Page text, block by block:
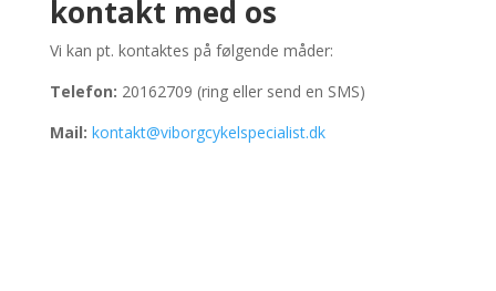
kontakt med os
Vi kan pt. kontaktes på følgende måder:
Telefon: 20162709 (ring eller send en SMS)
Mail: kontakt@viborgcykelspecialist.dk